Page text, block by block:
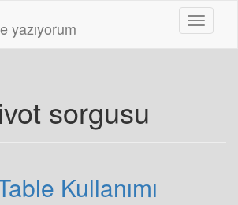
Toggle
yazıyorum
sorgusu
Kullanımı